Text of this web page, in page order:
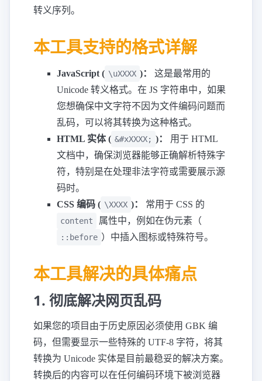
转义序列。
本工具支持的格式详解
JavaScript ( \uXXXX )：
这是最常用的
Unicode 转义格式。在 JS 字符串中，如果
您想确保中文字符不因为文件编码问题而
乱码，可以将其转换为这种格式。
HTML 实体 ( &#xXXXX; )：
用于 HTML
文档中，确保浏览器能够正确解析特殊字
符，特别是在处理非法字符或需要展示源
码时。
CSS 编码 ( \XXXX )： 常用于 CSS 的
content 属性中，例如在伪元素（
::before ）中插入图标或特殊符号。
本工具解决的具体痛点
1. 彻底解决网页乱码
如果您的项目由于历史原因必须使用 GBK 编
码，但需要显示一些特殊的 UTF-8 字符，将其
转换为 Unicode 实体是目前最稳妥的解决方案。
转换后的内容可以在任何编码环境下被浏览器